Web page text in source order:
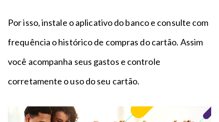
Por isso, instale o aplicativo do banco e consulte com
frequência o histórico de compras do cartão. Assim
você acompanha seus gastos e controle
corretamente o uso do seu cartão.